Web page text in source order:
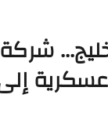
شركة